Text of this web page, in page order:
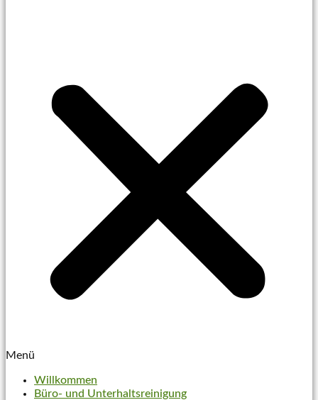
Menü
Willkommen
Büro- und Unterhaltsreinigung